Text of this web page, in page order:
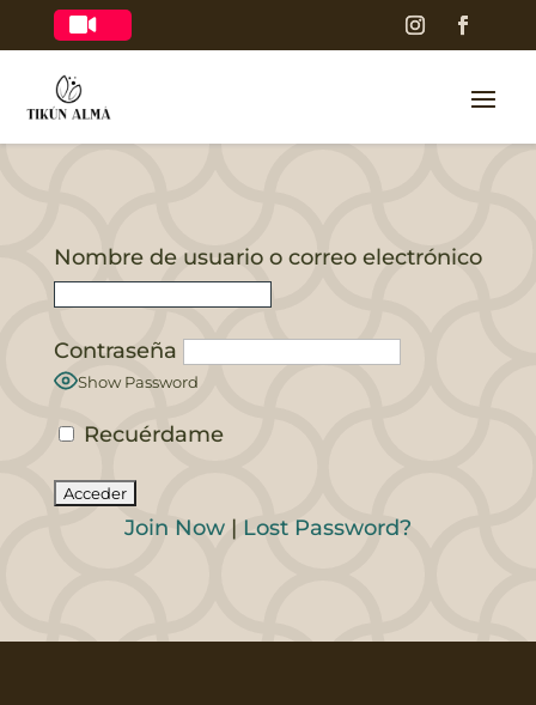

Nombre de usuario o correo electrónico
Contraseña
Show Password
Recuérdame
Join Now| Lost Password?